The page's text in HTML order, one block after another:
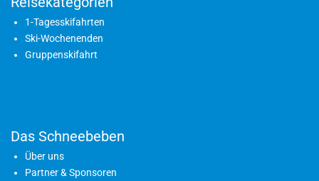
1-Tagesskifahrten
Ski-Wochenenden
Gruppenskifahrt
Das Schneebeben
Über uns
Partner & Sponsoren